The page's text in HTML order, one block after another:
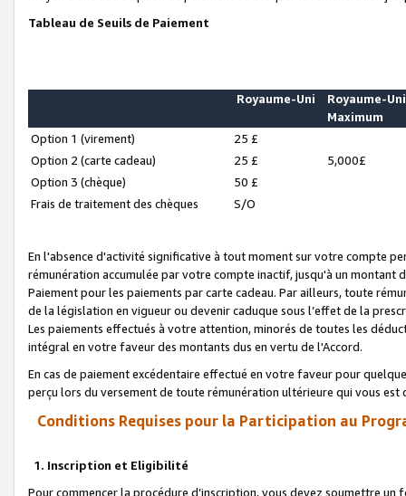
Tableau de Seuils de Paiement
Royaume-Uni
Royaume-Uni
Maximum
Option 1 (virement)
25 £
Option 2 (carte cadeau)
25 £
5,000£
Option 3 (chèque)
50 £
Frais de traitement des chèques
S/O
En l'absence d'activité significative à tout moment sur votre compte
rémunération accumulée par votre compte inactif, jusqu'à un montant
Paiement pour les paiements par carte cadeau. Par ailleurs, toute
de la législation en vigueur ou devenir caduque sous l’effet de la
Les paiements effectués à votre attention, minorés de toutes les
intégral en votre faveur des montants dus en vertu de l'Accord.
En cas de paiement excédentaire effectué en votre faveur pour
perçu lors du versement de toute rémunération ultérieure qui vous est
Conditions Requises pour la Participation au
1. Inscription et Eligibilité
Pour commencer la procédure d’inscription, vous devez soumettre